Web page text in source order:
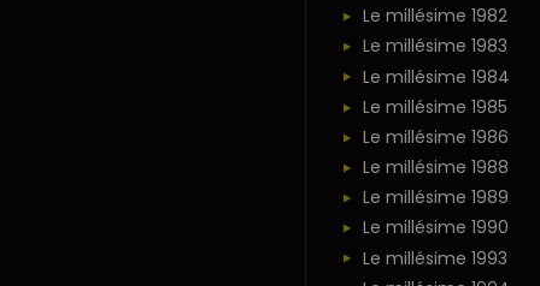
Le millésime 1982
Le millésime 1983
Le millésime 1984
Le millésime 1985
Le millésime 1986
Le millésime 1988
Le millésime 1989
Le millésime 1990
Le millésime 1993